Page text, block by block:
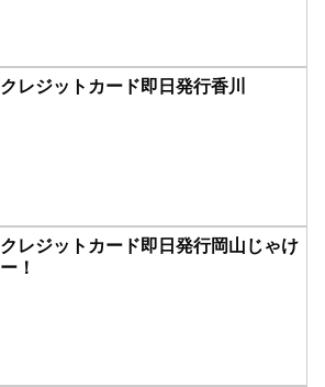
クレジットカード即日発行香川
クレジットカード即日発行岡山じゃけ
ー！